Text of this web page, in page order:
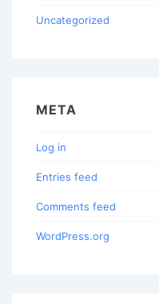
Uncategorized
META
Log in
Entries feed
Comments feed
WordPress.org